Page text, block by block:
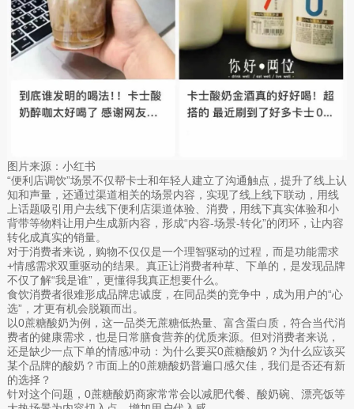
图片来源：小红书
“便利店调饮”场景不仅帮卡士和年轻人建立了沟通触点，提升了线上认
知和声量，还通过渠道相关的场景内容，实现了线上线下联动，用线
上话题吸引用户去线下便利店渠道体验、消费，用线下真实体验和小
背带等物料让用户生成新内容，形成“内容-场景-转化”的闭环，让内容
转化成真实的销量。
对于消费者来说，购物不仅仅是一个理智驱动的过程，而是功能需求
+情感需求双重驱动的结果。真正让消费者种草、下单的，是发现品牌
不仅了解“我是谁”，更懂得我真正想要什么。
食饮消费者很难形成品牌忠诚度，在同品类的竞争中，成为用户的“心
选”，才更有机会脱颖而出。
以0蔗糖酸奶为例，这一品类无蔗糖低热量、富含蛋白质，符合当代消
费者的健康需求，也是日常膳食营养的优质来源。但对消费者来说，
还是缺少一点下单的情感冲动：为什么要买0蔗糖酸奶？为什么应该买
某个品牌的酸奶？市面上的0蔗糖酸奶普遍口感欠佳，我们是否还有新
的选择？
针对这个问题，0蔗糖酸奶商家常常会以减肥代餐、酸奶碗、漂亮饭等